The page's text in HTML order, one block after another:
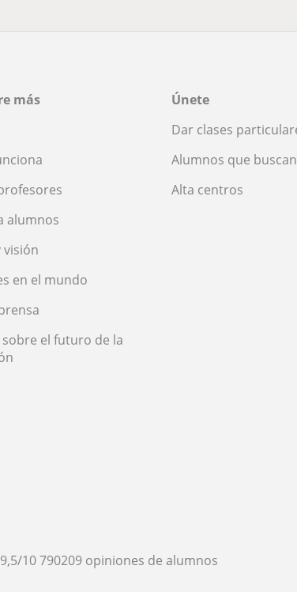
más
alumnos
visión
en el mundo
el futuro de la
Únete
Dar clases
Alumnos que
Alta centros
9,5/10790209 opiniones de alumnos